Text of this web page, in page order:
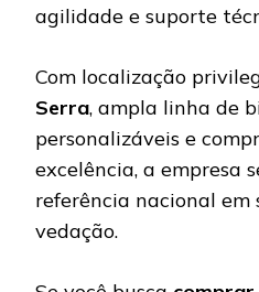
agilidade e suporte
Com localização
Serra, ampla linha de
personalizáveis e
excelência, a empresa
referência nacional em
vedação.